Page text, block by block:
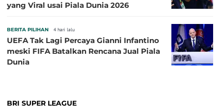
yang Viral usai Piala Dunia 2026
BERITA PILIHAN 4 hari lalu
UEFA Tak Lagi Percaya Gianni Infantino
meski FIFA Batalkan Rencana Jual Piala
Dunia
BRI SUPER LEAGUE